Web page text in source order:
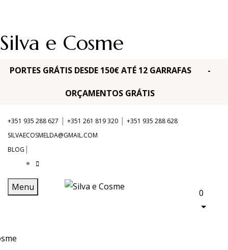
Silva e Cosme
PORTES GRÁTIS DESDE 150€ ATÉ 12 GARRAFAS -
ORÇAMENTOS GRÁTIS
+351 935 288 627 | +351 261 819 320 | +351 935 288 628
SILVAECOSMELDA@GMAIL.COM
BLOG |
Menu
0